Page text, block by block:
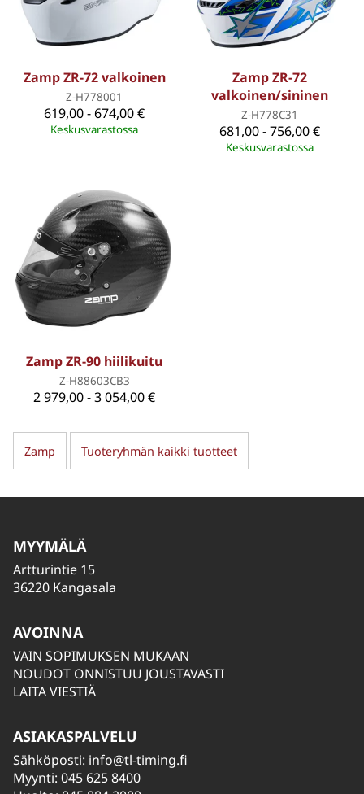
Zamp ZR-72 valkoinen
Z-H778001
619,00 - 674,00 €
Keskusvarastossa
Zamp ZR-72
valkoinen/sininen
Z-H778C31
681,00 - 756,00 €
Keskusvarastossa
Zamp ZR-90 hiilikuitu
Z-H88603CB3
2 979,00 - 3 054,00 €
Zamp Tuoteryhmän kaikki tuotteet
MYYMÄLÄ
Artturintie 15
36220 Kangasala
AVOINNA
VAIN SOPIMUKSEN MUKAAN
NOUDOT ONNISTUU JOUSTAVASTI
LAITA VIESTIÄ
ASIAKASPALVELU
Sähköposti: info@tl-timing.fi
Myynti: 045 625 8400